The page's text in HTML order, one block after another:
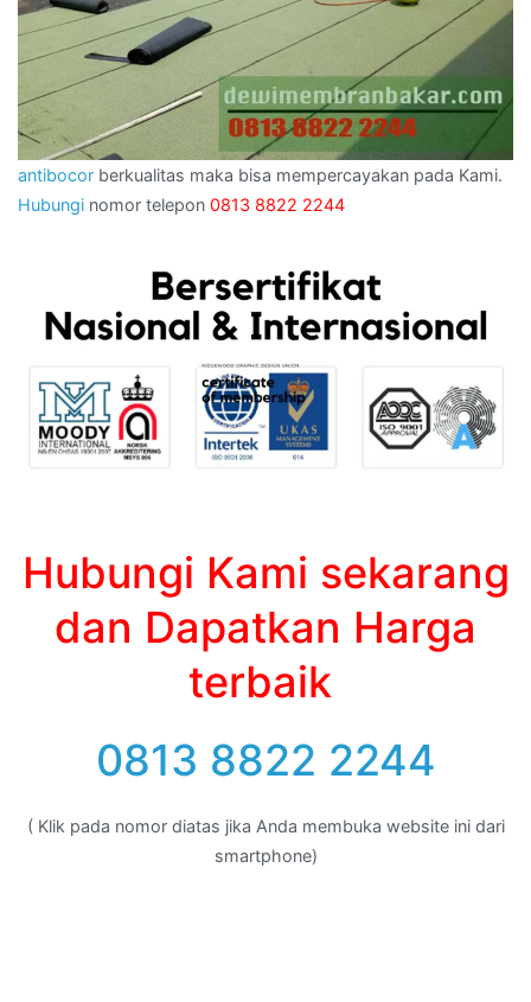
antibocor berkualitas maka bisa mempercayakan pada Kami.
Hubungi nomor telepon 0813 8822 2244
Hubungi Kami sekarang
dan Dapatkan Harga
terbaik
0813 8822 2244
( Klik pada nomor diatas jika Anda membuka website ini dari
smartphone)